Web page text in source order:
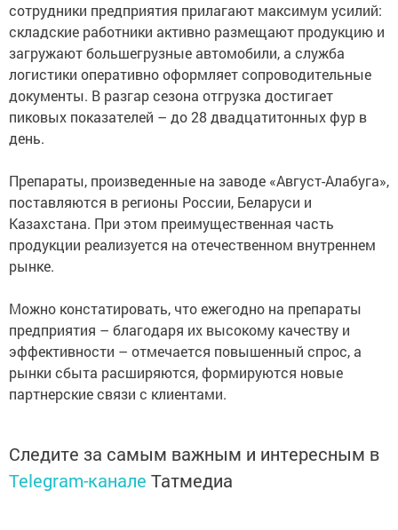
сотрудники предприятия прилагают максимум усилий:
складские работники активно размещают продукцию и
загружают большегрузные автомобили, а служба
логистики оперативно оформляет сопроводительные
документы. В разгар сезона отгрузка достигает
пиковых показателей – до 28 двадцатитонных фур в
день.
Препараты, произведенные на заводе «Август-Алабуга»,
поставляются в регионы России, Беларуси и
Казахстана. При этом преимущественная часть
продукции реализуется на отечественном внутреннем
рынке.
Можно констатировать, что ежегодно на препараты
предприятия – благодаря их высокому качеству и
эффективности – отмечается повышенный спрос, а
рынки сбыта расширяются, формируются новые
партнерские связи с клиентами.
Следите за самым важным и интересным в
Telegram-канале Татмедиа